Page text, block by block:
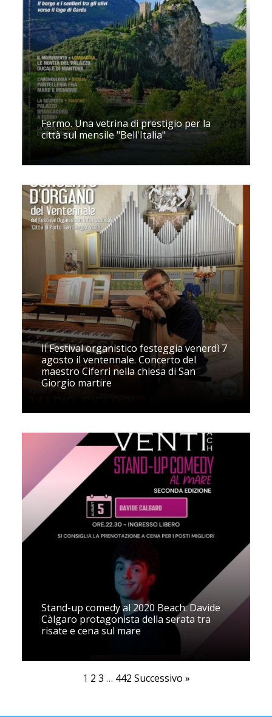
Fermo. Una vetrina di prestigio per la
città sul mensile "Bell'Italia"
Il Festival organistico festeggia venerdì 7
agosto il ventennale. Concerto del
maestro Ciferri nella chiesa di San
Giorgio martire
Stand-up comedy al 2020 Beach: Davide
Càlgaro protagonista della serata tra
risate e cena sul mare
1 2 3 … 442 Successivo »